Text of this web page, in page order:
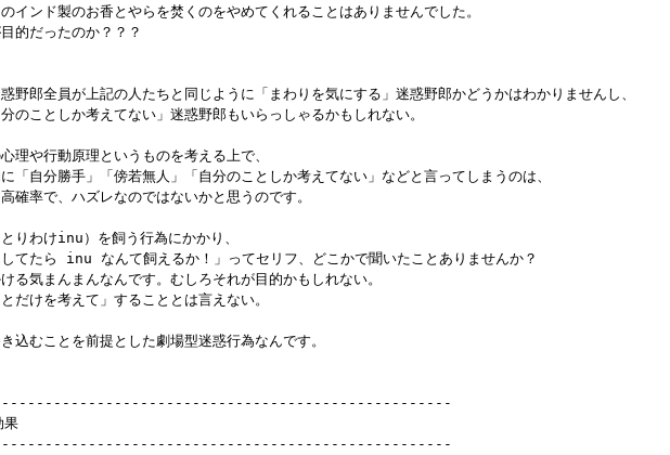
ンド製のお香とやらを焚くのをやめてくれることはありませんでした。
的だったのか？？？
郎全員が上記の人たちと同じように「まわりを気にする」迷惑野郎かどうかはわかりませんし、
ことしか考えてない」迷惑野郎もいらっしゃるかもしれない。
や行動原理というものを考える上で、
自分勝手」「傍若無人」「自分のことしか考えてない」などと言ってしまうのは、
率で、ハズレなのではないかと思うのです。
わけinu）を飼う行為にかかり、
たら inu なんて飼えるか！」ってセリフ、どこかで聞いたことありませんか？
気まんまんなんです。むしろそれが目的かもしれない。
けを考えて」することとは言えない。
むことを前提とした劇場型迷惑行為なんです。